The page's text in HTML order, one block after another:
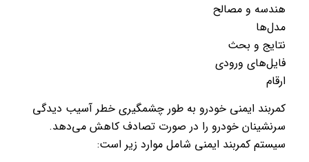
هندسه و مصالح
مدل‌ها
نتایج و بحث
فایل‌های ورودی
ارقام
کمربند ایمنی خودرو به طور چشمگیری خطر آسیب دیدگی
سرنشینان خودرو را در صورت تصادف کاهش می‌دهد.
سیستم کمربند ایمنی شامل موارد زیر است: